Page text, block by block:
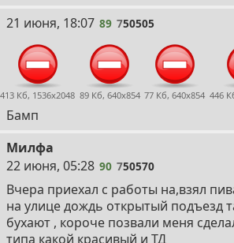
89
21 июня, 18:07 89 750505
413 Кб, 1536x2048 89 Кб, 640x854 77 Кб, 640x854 446
Бамп
Милфа
90
22 июня, 05:28 90 750570
Вчера приехал с работы на,взял
на улице дождь открытый подъезд
бухают , короче позвали меня
типа какой красивый и ТД